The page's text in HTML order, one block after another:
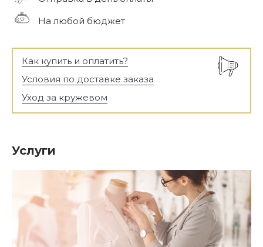
На любой бюджет
Как купить и оплатить?
Условия по доставке заказа
Уход за кружевом
Услуги